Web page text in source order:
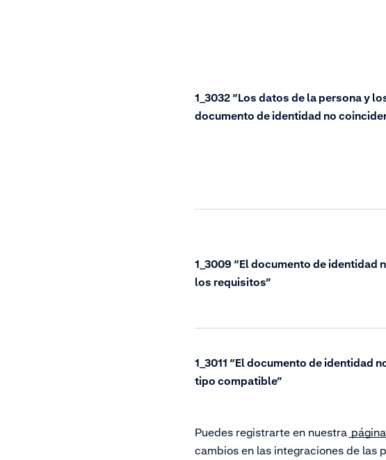
1_3032 “Los datos de la persona y
documento de identidad no
1_3009 “El documento de identidad
los requisitos”
1_3011 “El documento de identidad
tipo compatible”
Puedes registrarte en nuestra
cambios en las integraciones de las